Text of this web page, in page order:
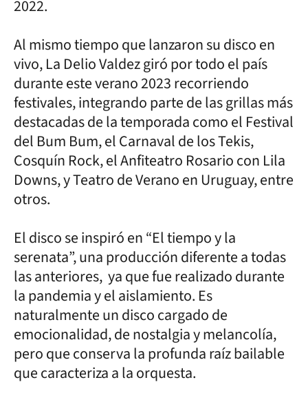
2022.
Al mismo tiempo que lanzaron su disco en
vivo, La Delio Valdez giró por todo el país
durante este verano 2023 recorriendo
festivales, integrando parte de las grillas más
destacadas de la temporada como el Festival
del Bum Bum, el Carnaval de los Tekis,
Cosquín Rock, el Anfiteatro Rosario con Lila
Downs, y Teatro de Verano en Uruguay, entre
otros.
El disco se inspiró en “El tiempo y la
serenata”, una producción diferente a todas
las anteriores, ya que fue realizado durante
la pandemia y el aislamiento. Es
naturalmente un disco cargado de
emocionalidad, de nostalgia y melancolía,
pero que conserva la profunda raíz bailable
que caracteriza a la orquesta.